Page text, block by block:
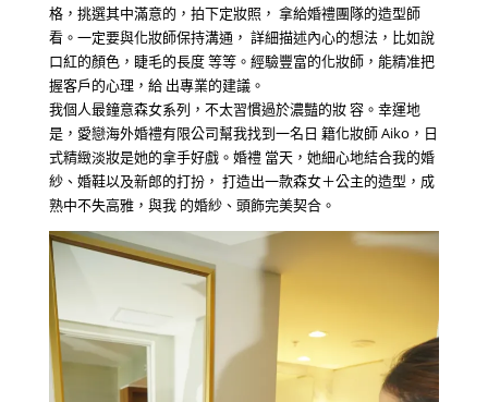
格，挑選其中滿意的，拍下定妝照， 拿給婚禮團隊的造型師
看。一定要與化妝師保持溝通， 詳細描述內心的想法，比如說
口紅的顏色，睫毛的長度 等等。經驗豐富的化妝師，能精准把
握客戶的心理，給 出專業的建議。
我個人最鐘意森女系列，不太習慣過於濃豔的妝 容。幸運地
是，愛戀海外婚禮有限公司幫我找到一名日 籍化妝師 Aiko，日
式精緻淡妝是她的拿手好戲。婚禮 當天，她細心地結合我的婚
紗、婚鞋以及新郎的打扮， 打造出一款森女＋公主的造型，成
熟中不失高雅，與我 的婚紗、頭飾完美契合。